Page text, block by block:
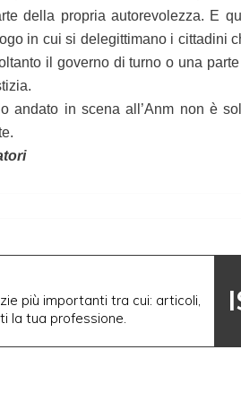
della propria autorevolezza. E
in cui si delegittimano i cittadini
il governo di turno o una
andato in scena all’Anm non è
più importanti tra cui: articoli,
la tua professione.